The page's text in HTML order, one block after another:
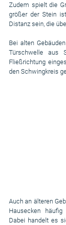
Zudem spielt die
größer der Stein
Distanz sein, die
Bei alten
Türschwelle
Fließrichtung
den Schwingkreis
Auch an älteren
Hausecken häufig
Dabei handelt es